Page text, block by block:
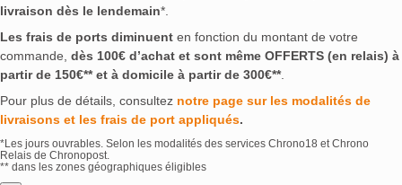
livraison dès le lendemain*.
Les frais de ports diminuent en fonction du montant de votre
commande, dès 100€ d’achat et sont même OFFERTS (en relais) à
partir de 150€** et à domicile à partir de 300€**.
Pour plus de détails, consultez notre page sur les modalités de
livraisons et les frais de port appliqués.
*Les jours ouvrables. Selon les modalités des services Chrono18 et Chrono
Relais de Chronopost.
** dans les zones géographiques éligibles